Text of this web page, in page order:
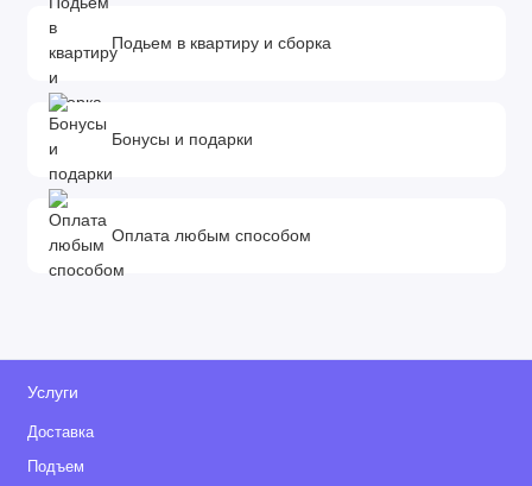
Подьем в квартиру и сборка
Бонусы и подарки
Оплата любым способом
Услуги
Доставка
Подъем